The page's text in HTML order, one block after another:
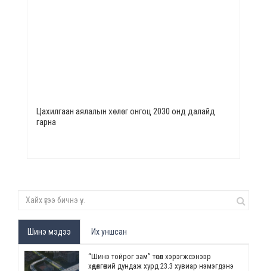
Цахилгаан аялалын хөлөг онгоц 2030 онд далайд
гарна
Шинэ мэдээ Их уншсан
“Шинэ тойрог зам” төсөл хэрэгжсэнээр
хөдөлгөөний дундаж хурд 23.3 хувиар нэмэгдэнэ